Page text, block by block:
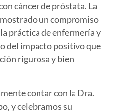
cáncer de próstata. La
un compromiso
práctica de enfermería y
del impacto positivo que
rigurosa y bien
contar con la Dra.
y celebramos su